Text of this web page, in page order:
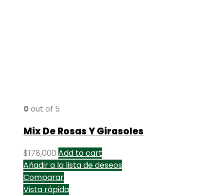
0 out of 5
Mix De Rosas Y Girasoles
$178,000 Add to cart
Añadir a la lista de deseos
Comparar
Vista rápida